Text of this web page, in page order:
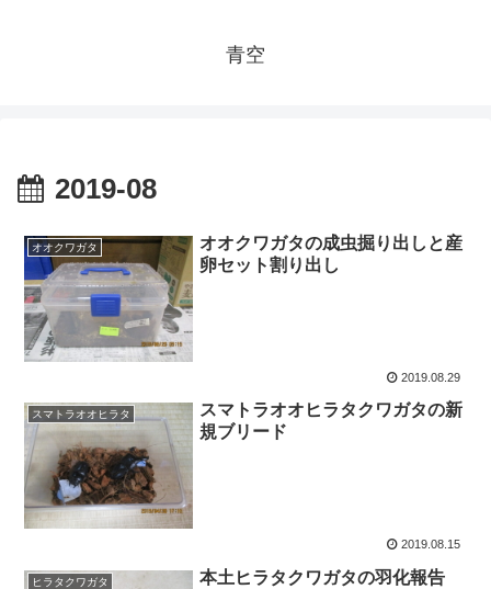
青空
2019-08
オオクワガタ
オオクワガタの成虫掘り出しと産
卵セット割り出し
2019.08.29
スマトラオオヒラタ
スマトラオオヒラタクワガタの新
規ブリード
2019.08.15
ヒラタクワガタ 本土ヒラタクワガタの羽化報告